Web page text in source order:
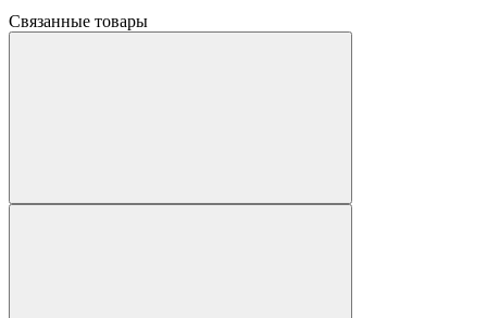
Связанные товары